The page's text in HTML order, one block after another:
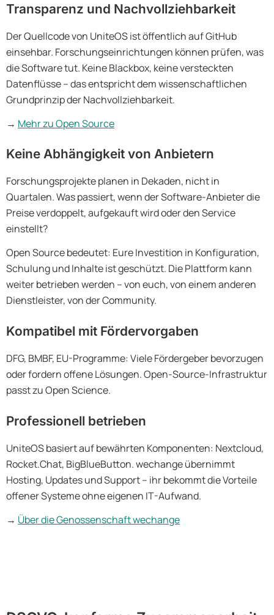
Transparenz und Nachvollziehbarkeit
Der Quellcode von UniteOS ist öffentlich auf GitHub
einsehbar. Forschungseinrichtungen können prüfen, was
die Software tut. Keine Blackbox, keine versteckten
Datenflüsse – das entspricht dem wissenschaftlichen
Grundprinzip der Nachvollziehbarkeit.
→ Mehr zu Open Source
Keine Abhängigkeit von Anbietern
Forschungsprojekte planen in Dekaden, nicht in
Quartalen. Was passiert, wenn der Software-Anbieter die
Preise verdoppelt, aufgekauft wird oder den Service
einstellt?
Open Source bedeutet: Eure Investition in Konfiguration,
Schulung und Inhalte ist geschützt. Die Plattform kann
weiter betrieben werden – von euch, von einem anderen
Dienstleister, von der Community.
Kompatibel mit Fördervorgaben
DFG, BMBF, EU-Programme: Viele Fördergeber bevorzugen
oder fordern offene Lösungen. Open-Source-Infrastruktur
passt zu Open Science.
Professionell betrieben
UniteOS basiert auf bewährten Komponenten: Nextcloud,
Rocket.Chat, BigBlueButton. wechange übernimmt
Hosting, Updates und Support – ihr bekommt die Vorteile
offener Systeme ohne eigenen IT-Aufwand.
→ Über die Genossenschaft wechange